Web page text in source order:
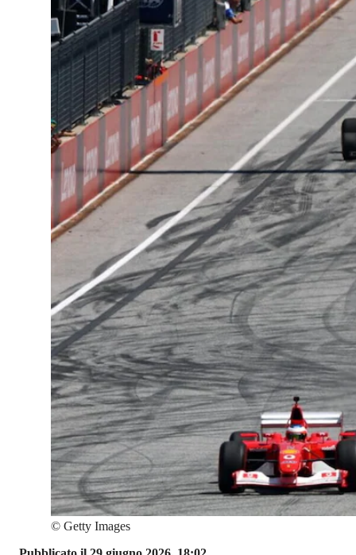
© Getty Images